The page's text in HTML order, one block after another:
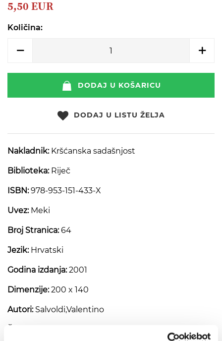
of
images
5,50 EUR
Količina:
DODAJ U KOŠARICU
DODAJ U LISTU ŽELJA
Nakladnik: Kršćanska sadašnjost
Biblioteka: Riječ
ISBN:978-953-151-433-X
Uvez:Meki
Broj Stranica:64
Jezik:Hrvatski
Godina izdanja:2001
Dimenzije:200 x 140
Autori:Salvoldi,Valentino